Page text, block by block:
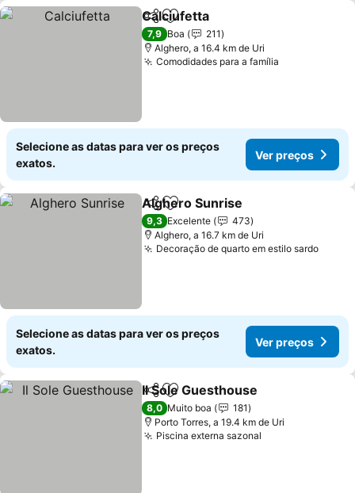
PartilharAdicionar aos favoritos
Calciufetta
7,9 Boa
211
Alghero, a 16.4 km de Uri
Comodidades para a família
Selecione as datas para ver os preços
exatos.
Ver preços
PartilharAdicionar aos favoritos
Alghero Sunrise
9,3 Excelente
473
Alghero, a 16.7 km de Uri
Decoração de quarto em estilo sardo
Selecione as datas para ver os preços
exatos.
Ver preços
PartilharAdicionar aos favoritos
Il Sole Guesthouse
8,0 Muito boa
181
Porto Torres, a 19.4 km de Uri
Piscina externa sazonal